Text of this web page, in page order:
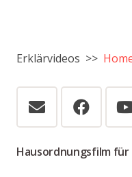
Erklärvideos >>
Hausordnungsfilm für